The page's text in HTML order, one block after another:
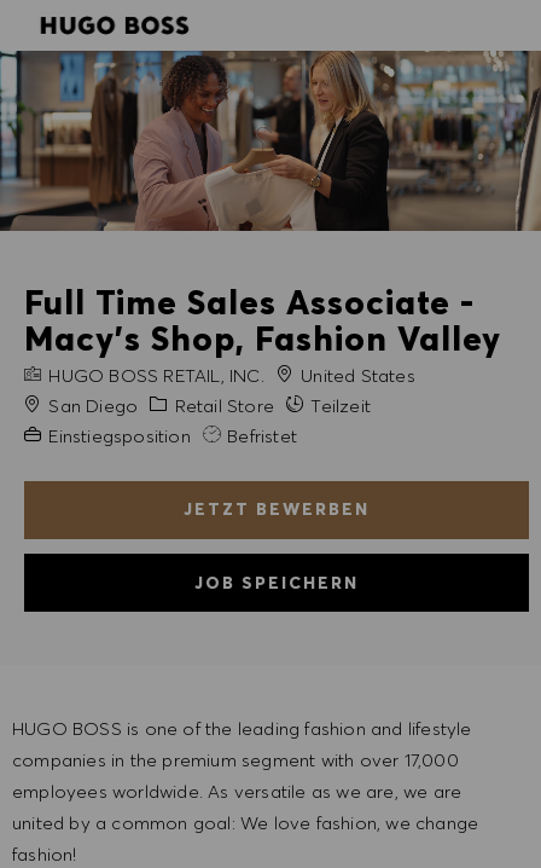
Full Time Sales Associate -
Macy's Shop, Fashion Valley
FIRMENNAME
HUGO BOSS RETAIL, INC.
United States
StadtSan Diego Kategorie
Retail Store
Teilzeit
Erfahrung erforderlich
Einstiegsposition Befristet
JETZT BEWERBEN
JOB SPEICHERN
HUGO BOSS is one of the leading fashion and lifestyle
companies in the premium segment with over 17,000
employees worldwide. As versatile as we are, we are
united by a common goal: We love fashion, we change
fashion!